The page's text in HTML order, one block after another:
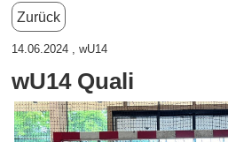
Zurück
14.06.2024 , wU14
wU14 Quali